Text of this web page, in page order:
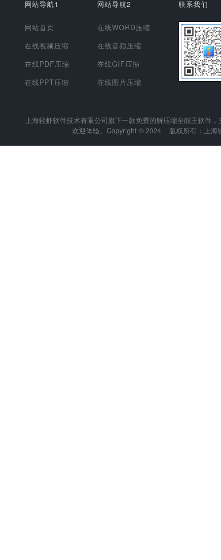
网站导航1
网站首页
在线视频压缩
在线PDF压缩
在线PPT压缩
网站导航2
在线WORD压缩
在线音频压缩
在线GIF压缩
在线图片压缩
联系我们
上海轻虾软件技术有限公司旗下一款免费的解压缩全能王软件
欢迎体验。Copyright © 2024 版权所有：上